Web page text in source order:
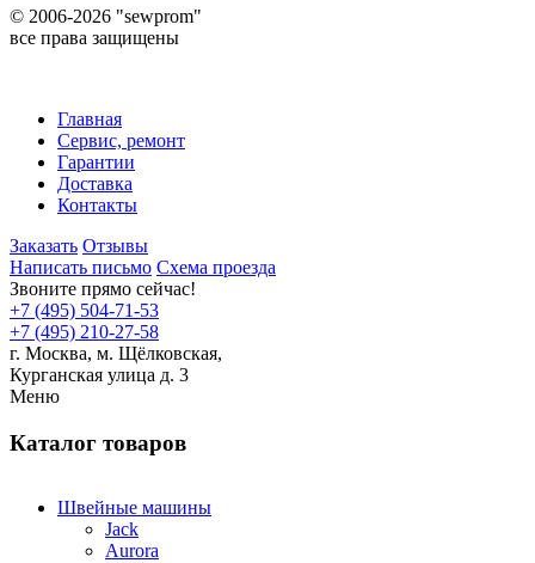
© 2006-2026 "sewprom"
все права защищены
Главная
Сервис, ремонт
Гарантии
Доставка
Контакты
Заказать Отзывы
Написать письмо Схема проезда
Звоните прямо сейчас!
+7 (495) 504-71-53
+7 (495) 210-27-58
г. Москва, м. Щёлковская,
Курганская улица д. 3
Меню
Каталог товаров
Швейные машины
Jack
Aurora